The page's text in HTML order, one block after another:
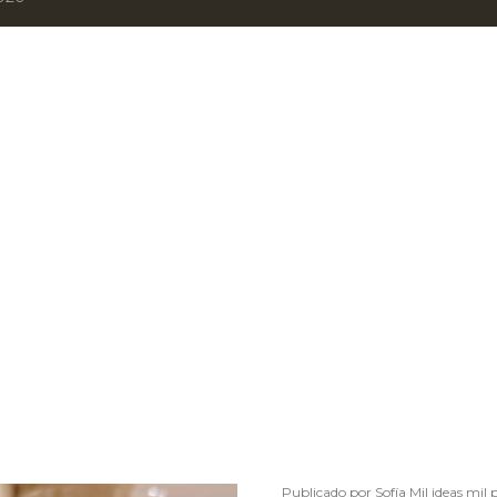
Publicado por Sofía Mil ideas mil